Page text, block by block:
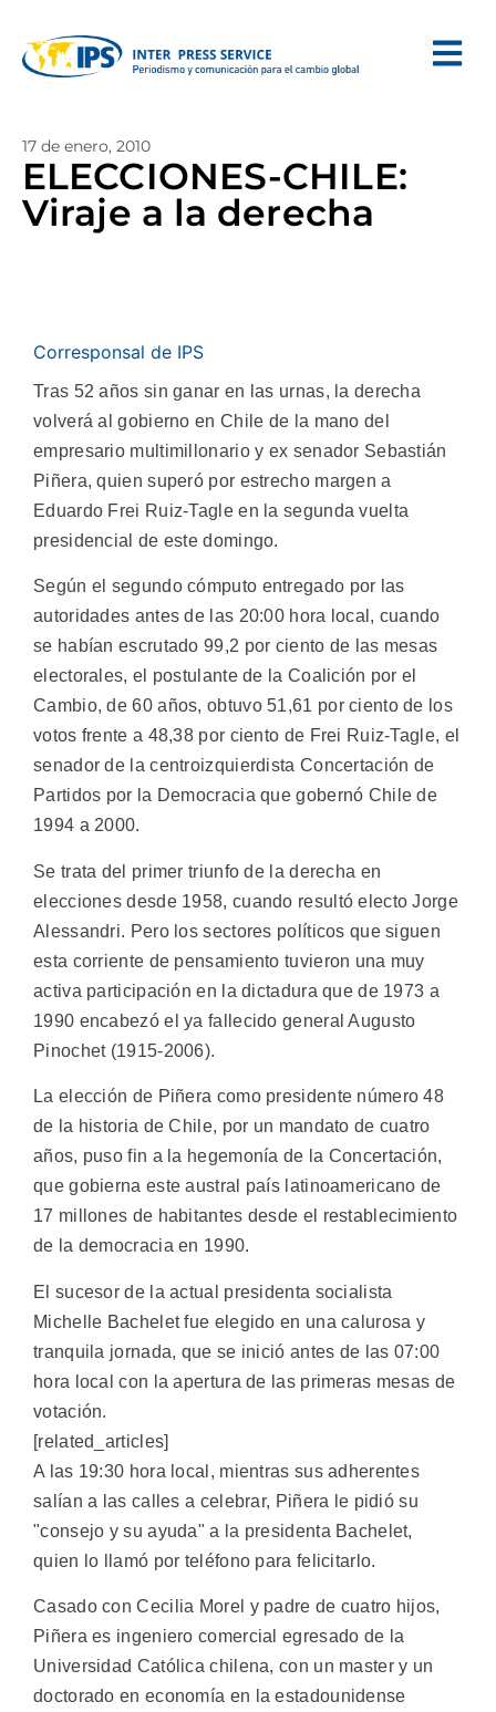
17 de enero, 2010
ELECCIONES-CHILE:
Viraje a la derecha
Corresponsal de IPS
Tras 52 años sin ganar en las urnas, la derecha
volverá al gobierno en Chile de la mano del
empresario multimillonario y ex senador Sebastián
Piñera, quien superó por estrecho margen a
Eduardo Frei Ruiz-Tagle en la segunda vuelta
presidencial de este domingo.
Según el segundo cómputo entregado por las
autoridades antes de las 20:00 hora local, cuando
se habían escrutado 99,2 por ciento de las mesas
electorales, el postulante de la Coalición por el
Cambio, de 60 años, obtuvo 51,61 por ciento de los
votos frente a 48,38 por ciento de Frei Ruiz-Tagle, el
senador de la centroizquierdista Concertación de
Partidos por la Democracia que gobernó Chile de
1994 a 2000.
Se trata del primer triunfo de la derecha en
elecciones desde 1958, cuando resultó electo Jorge
Alessandri. Pero los sectores políticos que siguen
esta corriente de pensamiento tuvieron una muy
activa participación en la dictadura que de 1973 a
1990 encabezó el ya fallecido general Augusto
Pinochet (1915-2006).
La elección de Piñera como presidente número 48
de la historia de Chile, por un mandato de cuatro
años, puso fin a la hegemonía de la Concertación,
que gobierna este austral país latinoamericano de
17 millones de habitantes desde el restablecimiento
de la democracia en 1990.
El sucesor de la actual presidenta socialista
Michelle Bachelet fue elegido en una calurosa y
tranquila jornada, que se inició antes de las 07:00
hora local con la apertura de las primeras mesas de
votación.
[related_articles]
A las 19:30 hora local, mientras sus adherentes
salían a las calles a celebrar, Piñera le pidió su
"consejo y su ayuda" a la presidenta Bachelet,
quien lo llamó por teléfono para felicitarlo.
Casado con Cecilia Morel y padre de cuatro hijos,
Piñera es ingeniero comercial egresado de la
Universidad Católica chilena, con un master y un
doctorado en economía en la estadounidense